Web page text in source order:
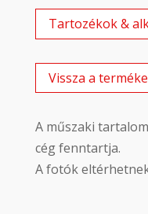
Tartozékok &
Vissza a
A műszaki
cég fenntartja.
A fotók